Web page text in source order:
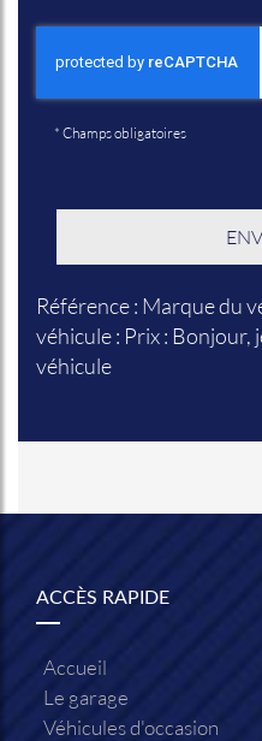
* Champs obligatoires
Référence : Marque du
véhicule : Prix : Bonjour,
véhicule
ACCÈS RAPIDE
Accueil
Le garage
Véhicules d'occasion